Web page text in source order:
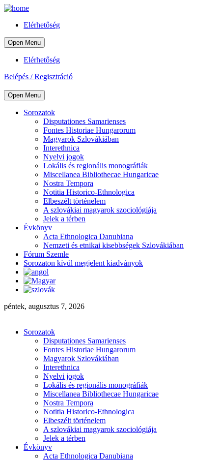
Elérhetőség
Open Menu
Elérhetőség
Belépés / Regisztráció
Open Menu
Sorozatok
Disputationes Samarienses
Fontes Historiae Hungarorum
Magyarok Szlovákiában
Interethnica
Nyelvi jogok
Lokális és regionális monográfiák
Miscellanea Bibliothecae Hungaricae
Nostra Tempora
Notitia Historico-Ethnologica
Elbeszélt történelem
A szlovákiai magyarok szociológiája
Jelek a térben
Évkönyv
Acta Ethnologica Danubiana
Nemzeti és etnikai kisebbségek Szlovákiában
Fórum Szemle
Sorozaton kívül megjelent kiadványok
péntek, augusztus 7, 2026
Sorozatok
Disputationes Samarienses
Fontes Historiae Hungarorum
Magyarok Szlovákiában
Interethnica
Nyelvi jogok
Lokális és regionális monográfiák
Miscellanea Bibliothecae Hungaricae
Nostra Tempora
Notitia Historico-Ethnologica
Elbeszélt történelem
A szlovákiai magyarok szociológiája
Jelek a térben
Évkönyv
Acta Ethnologica Danubiana